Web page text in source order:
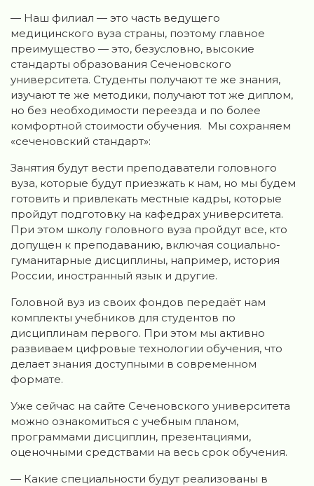
— Наш филиал — это часть ведущего
медицинского вуза страны, поэтому главное
преимущество — это, безусловно, высокие
стандарты образования Сеченовского
университета. Студенты получают те же знания,
изучают те же методики, получают тот же диплом,
но без необходимости переезда и по более
комфортной стоимости обучения. Мы сохраняем
«сеченовский стандарт»:
Занятия будут вести преподаватели головного
вуза, которые будут приезжать к нам, но мы будем
готовить и привлекать местные кадры, которые
пройдут подготовку на кафедрах университета.
При этом школу головного вуза пройдут все, кто
допущен к преподаванию, включая социально-
гуманитарные дисциплины, например, история
России, иностранный язык и другие.
Головной вуз из своих фондов передаёт нам
комплекты учебников для студентов по
дисциплинам первого. При этом мы активно
развиваем цифровые технологии обучения, что
делает знания доступными в современном
формате.
Уже сейчас на сайте Сеченовского университета
можно ознакомиться с учебным планом,
программами дисциплин, презентациями,
оценочными средствами на весь срок обучения.
— Какие специальности будут реализованы в